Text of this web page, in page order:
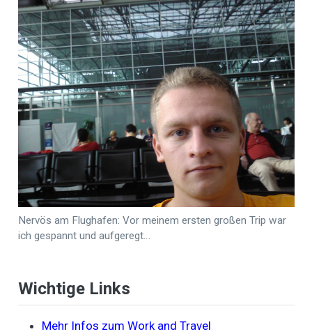
Nervös am Flughafen: Vor meinem ersten großen Trip war
ich gespannt und aufgeregt…
Wichtige Links
Mehr Infos zum Work and Travel